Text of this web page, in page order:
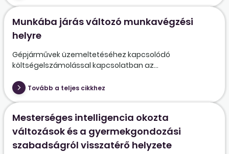
Munkába járás változó munkavégzési
helyre
Gépjárművek üzemeltetéséhez kapcsolódó
költségelszámolással kapcsolatban az...
Tovább a teljes cikkhez
Mesterséges intelligencia okozta
változások és a gyermekgondozási
szabadságról visszatérő helyzete